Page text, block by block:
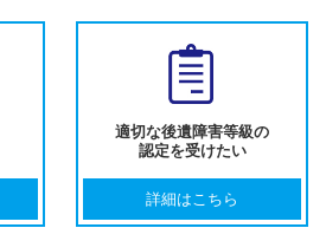
適切な後遺障害等級の
認定を受けたい
詳細はこちら